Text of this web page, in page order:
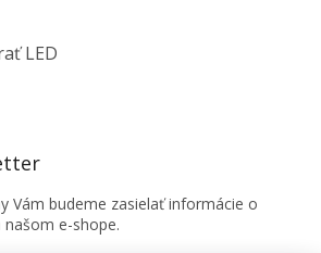
LED
Vám budeme zasielať informácie o
e-shope.